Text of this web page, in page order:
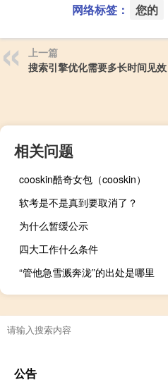
网络标签： 您的
上一篇
搜索引擎优化需要多长时间见效
相关问题
cooskin酷奇女包（cooskin）
软考是不是真到要取消了？
为什么暂缓公示
四大工作什么条件
“管他急雪溅奔泷”的出处是哪里
公告